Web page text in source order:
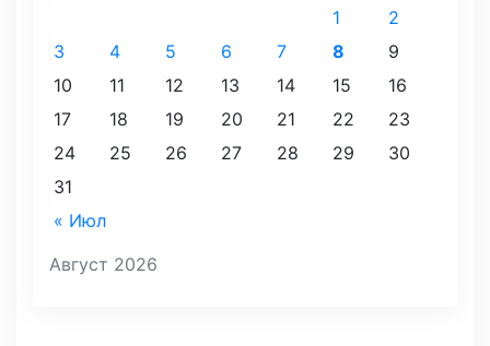
Август 2026
« Июл
1
2
3
4 5 6 7 8
9
10
11 12 13 14 15
16
17
18 19 20 21 22
23
24
25 26 27 28 29
30
31